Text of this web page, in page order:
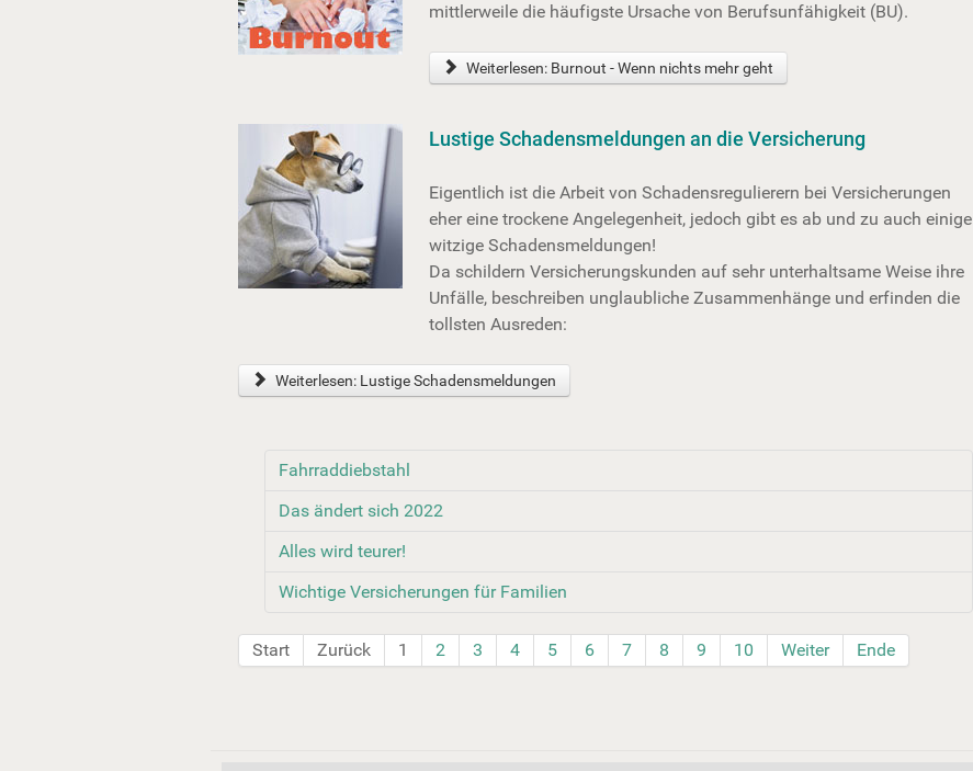
mittlerweile die häufigste Ursache von Berufsunfähigkeit (BU).
Weiterlesen: Burnout - Wenn nichts mehr geht
Lustige Schadensmeldungen an die Versicherung
Eigentlich ist die Arbeit von Schadensregulierern bei Versicherungen
eher eine trockene Angelegenheit, jedoch gibt es ab und zu auch einige
witzige Schadensmeldungen!
Da schildern Versicherungskunden auf sehr unterhaltsame Weise ihre
Unfälle, beschreiben unglaubliche Zusammenhänge und erfinden die
tollsten Ausreden:
Weiterlesen: Lustige Schadensmeldungen
Fahrraddiebstahl
Das ändert sich 2022
Alles wird teurer!
Wichtige Versicherungen für Familien
Start Zurück 1 2 3 4 5 6 7 8 9 10 Weiter Ende